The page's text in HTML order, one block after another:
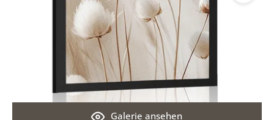
Galerie ansehen